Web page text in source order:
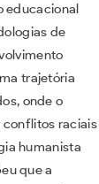
educacional
de
trajetória
onde o
conflitos raciais
humanista
que a